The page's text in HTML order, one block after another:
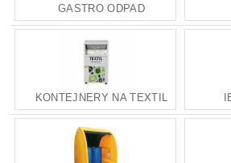
GASTRO ODPAD
KONTEJNERY NA TEXTIL